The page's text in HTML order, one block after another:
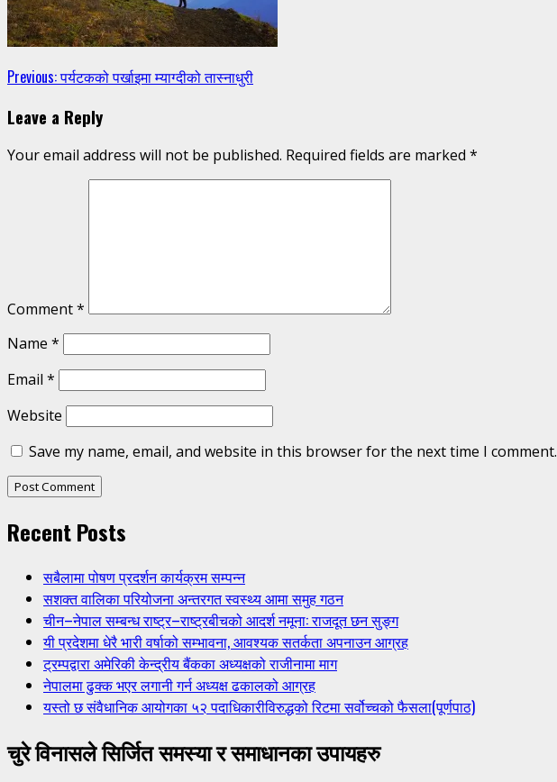
Continue
Reading
Previous:पर्यटकको पर्खाइमा म्याग्दीको तास्नाधुरी
Leave a Reply
Your email address will not be published. Required fields are marked *
Comment*
Name *
Email *
Website
Save my name, email, and website in this browser for the next time I comment.
Recent Posts
सबैलामा पोषण प्रदर्शन कार्यक्रम सम्पन्न
सशक्त वालिका परियोजना अन्तरगत स्वस्थ्य आमा समुह गठन
चीन–नेपाल सम्बन्ध राष्ट्र–राष्ट्रबीचको आदर्श नमूना: राजदूत छन सुङ्ग
यी प्रदेशमा धेरै भारी वर्षाको सम्भावना, आवश्यक सतर्कता अपनाउन आग्रह
ट्रम्पद्वारा अमेरिकी केन्द्रीय बैंकका अध्यक्षको राजीनामा माग
नेपालमा ढुक्क भएर लगानी गर्न अध्यक्ष ढकालको आग्रह
यस्तो छ संवैधानिक आयोगका ५२ पदाधिकारीविरुद्धको रिटमा सर्वोच्चको फैसला(पूर्णपाठ)
चुरे विनासले सिर्जित समस्या र समाधानका उपायहरु